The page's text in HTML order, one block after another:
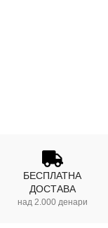
БЕСПЛАТНА
ДОСТАВА
над 2.000 денари